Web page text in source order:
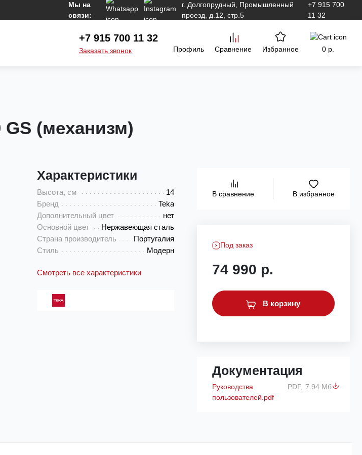
Мы на
связи:
г. Долгопрудный, Промышленный
проезд, д.12, стр.5
+7 915 700
11 32
+7 915 700 11 32
Заказать звонок Профиль Сравнение Избранное 0 р.
(механизм)
Характеристики
Высота, см
14
Бренд
Teka
Дополнительный цвет
нет
Основной цвет
Нержавеющая сталь
Страна производитель
Португалия
Стиль
Модерн
Смотреть все характеристики
В сравнение В избранное
Под заказ
74 990 р.
В корзину
Документация
Руководства
пользователей.pdf
PDF, 7.94 Мб